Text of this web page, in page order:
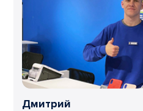
Дмитрий